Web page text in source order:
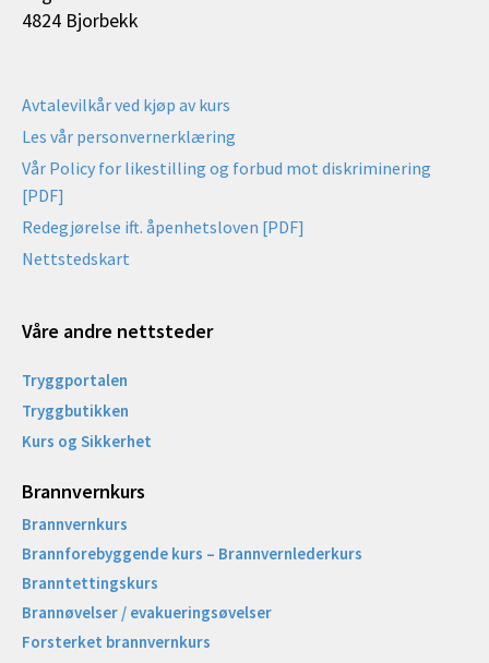
4824 Bjorbekk
Avtalevilkår ved kjøp av kurs
Les vår personvernerklæring
Vår Policy for likestilling og forbud mot diskriminering
[PDF]
Redegjørelse ift. åpenhetsloven [PDF]
Nettstedskart
Våre andre nettsteder
Tryggportalen
Tryggbutikken
Kurs og Sikkerhet
Brannvernkurs
Brannvernkurs
Brannforebyggende kurs – Brannvernlederkurs
Branntettingskurs
Brannøvelser / evakueringsøvelser
Forsterket brannvernkurs